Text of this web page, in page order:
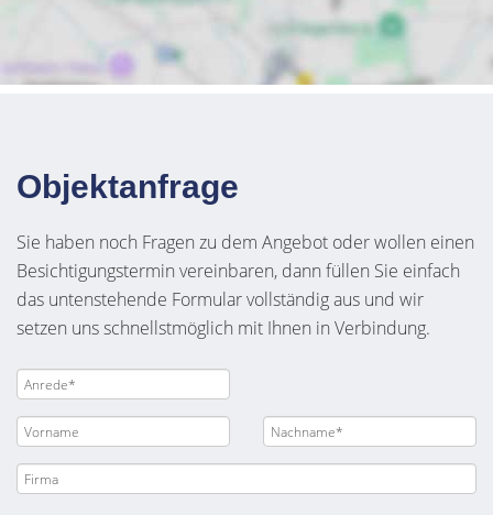
Objektanfrage
Sie haben noch Fragen zu dem Angebot oder wollen einen
Besichtigungstermin vereinbaren, dann füllen Sie einfach
das untenstehende Formular vollständig aus und wir
setzen uns schnellstmöglich mit Ihnen in Verbindung.